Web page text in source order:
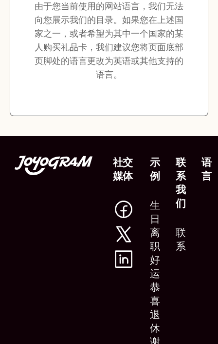
由于您当前使用的网站语言，我们无法
向您展示我们的目录。如果您在上述国
家之一，或者希望为其中一个国家的某
人购买礼品卡，我们建议您将页面底部
页脚处的语言更改为英语或其他支持的
语言。
社交
媒体
示
例
生
日
离
职
好
运
恭
喜
退
休
联
系
我
们
联
系
语
言